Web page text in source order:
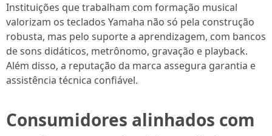
Instituições que trabalham com formação musical
valorizam os teclados Yamaha não só pela construção
robusta, mas pelo suporte a aprendizagem, com bancos
de sons didáticos, metrônomo, gravação e playback.
Além disso, a reputação da marca assegura garantia e
assistência técnica confiável.
Consumidores alinhados com